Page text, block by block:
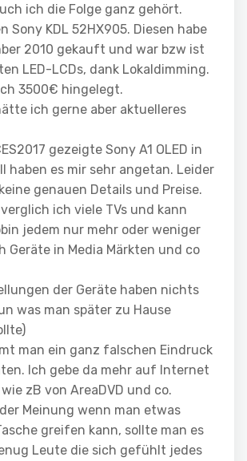
ich die Folge ganz gehört.
Sony KDL 52HX905. Diesen habe
2010 gekauft und war bzw ist
LED-LCDs, dank Lokaldimming.
3500€ hingelegt.
ich gerne aber aktuelleres
gezeigte Sony A1 OLED in
haben es mir sehr angetan. Leider
genauen Details und Preise.
ich viele TVs und kann
jedem nur mehr oder weniger
Geräte in Media Märkten und co
der Geräte haben nichts
was man später zu Hause
man ein ganz falschen Eindruck
Ich gebe da mehr auf Internet
zB von AreaDVD und co.
Meinung wenn man etwas
greifen kann, sollte man es
Leute die sich gefühlt jedes